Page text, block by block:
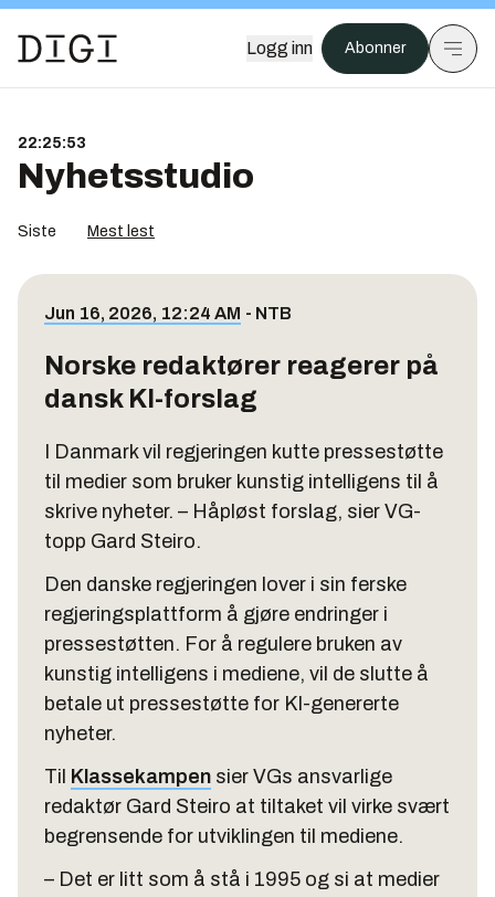
Logg inn Abonner
22:25:53
Nyhetsstudio
Siste Mest lest
Jun 16, 2026, 12:24 AM - NTB
Norske redaktører reagerer på
dansk KI-forslag
I Danmark vil regjeringen kutte pressestøtte
til medier som bruker kunstig intelligens til å
skrive nyheter. – Håpløst forslag, sier VG-
topp Gard Steiro.
Den danske regjeringen lover i sin ferske
regjeringsplattform å gjøre endringer i
pressestøtten. For å regulere bruken av
kunstig intelligens i mediene, vil de slutte å
betale ut pressestøtte for KI-genererte
nyheter.
Til Klassekampen sier VGs ansvarlige
redaktør Gard Steiro at tiltaket vil virke svært
begrensende for utviklingen til mediene.
– Det er litt som å stå i 1995 og si at medier